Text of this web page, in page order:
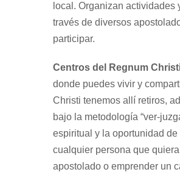
local. Organizan actividades
través de diversos
participar.
Centros del Regnum
donde puedes vivir y
Christi tenemos allí retiros,
bajo la metodología “ver-
espiritual y la oportunidad
cualquier persona que
apostolado o emprender un